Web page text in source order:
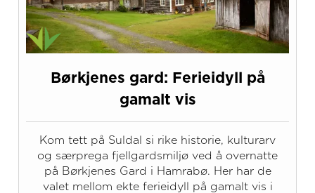
Børkjenes gard: Ferieidyll på
gamalt vis
Kom tett på Suldal si rike historie, kulturarv
og særprega fjellgardsmiljø ved å overnatte
på Børkjenes Gard i Hamrabø. Her har de
valet mellom ekte ferieidyll på gamalt vis i